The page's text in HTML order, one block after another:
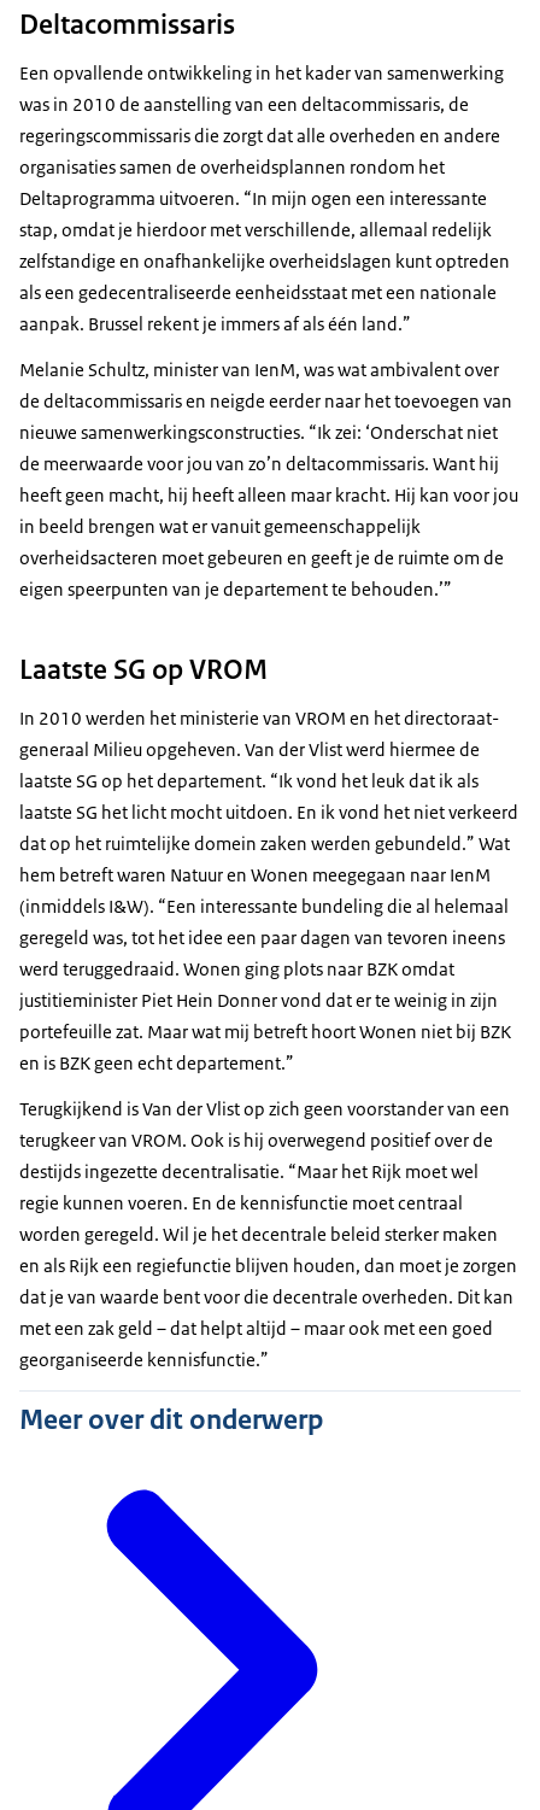
Deltacommissaris
Een opvallende ontwikkeling in het kader van samenwerking
was in 2010 de aanstelling van een deltacommissaris, de
regeringscommissaris die zorgt dat alle overheden en andere
organisaties samen de overheidsplannen rondom het
Deltaprogramma uitvoeren. “In mijn ogen een interessante
stap, omdat je hierdoor met verschillende, allemaal redelijk
zelfstandige en onafhankelijke overheidslagen kunt optreden
als een gedecentraliseerde eenheidsstaat met een nationale
aanpak. Brussel rekent je immers af als één land.”
Melanie Schultz, minister van IenM, was wat ambivalent over
de deltacommissaris en neigde eerder naar het toevoegen van
nieuwe samenwerkingsconstructies. “Ik zei: ‘Onderschat niet
de meerwaarde voor jou van zo’n deltacommissaris. Want hij
heeft geen macht, hij heeft alleen maar kracht. Hij kan voor jou
in beeld brengen wat er vanuit gemeenschappelijk
overheidsacteren moet gebeuren en geeft je de ruimte om de
eigen speerpunten van je departement te behouden.’”
Laatste SG op VROM
In 2010 werden het ministerie van VROM en het directoraat-
generaal Milieu opgeheven. Van der Vlist werd hiermee de
laatste SG op het departement. “Ik vond het leuk dat ik als
laatste SG het licht mocht uitdoen. En ik vond het niet verkeerd
dat op het ruimtelijke domein zaken werden gebundeld.” Wat
hem betreft waren Natuur en Wonen meegegaan naar IenM
(inmiddels I&W). “Een interessante bundeling die al helemaal
geregeld was, tot het idee een paar dagen van tevoren ineens
werd teruggedraaid. Wonen ging plots naar BZK omdat
justitieminister Piet Hein Donner vond dat er te weinig in zijn
portefeuille zat. Maar wat mij betreft hoort Wonen niet bij BZK
en is BZK geen echt departement.”
Terugkijkend is Van der Vlist op zich geen voorstander van een
terugkeer van VROM. Ook is hij overwegend positief over de
destijds ingezette decentralisatie. “Maar het Rijk moet wel
regie kunnen voeren. En de kennisfunctie moet centraal
worden geregeld. Wil je het decentrale beleid sterker maken
en als Rijk een regiefunctie blijven houden, dan moet je zorgen
dat je van waarde bent voor die decentrale overheden. Dit kan
met een zak geld – dat helpt altijd – maar ook met een goed
georganiseerde kennisfunctie.”
Meer over dit onderwerp